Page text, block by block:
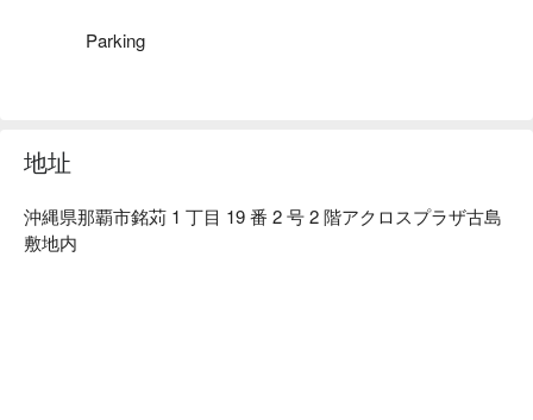
位制作，鲜嫩多汁又健康。
Parking
地址
沖縄県那覇市銘苅 1 丁目 19 番 2 号 2 階アクロスプラザ古島
敷地内